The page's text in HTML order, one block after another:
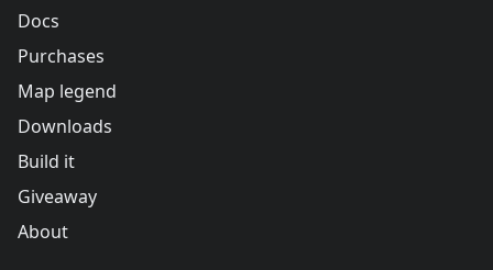
Docs
Purchases
Map legend
Downloads
Build it
Giveaway
About